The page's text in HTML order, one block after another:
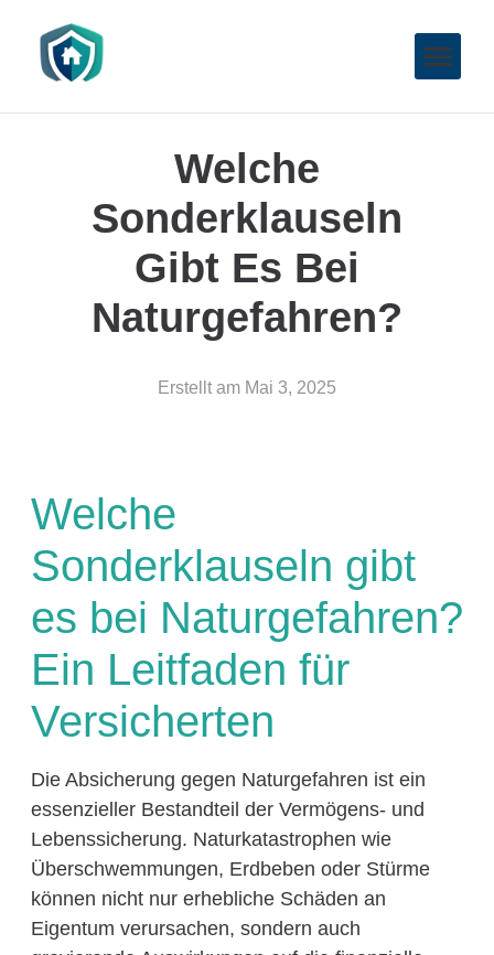
Welche
Sonderklauseln
Gibt Es Bei
Naturgefahren?
Erstellt am Mai 3, 2025
Welche
Sonderklauseln gibt
es bei Naturgefahren?
Ein Leitfaden für
Versicherten
Die Absicherung gegen Naturgefahren ist ein
essenzieller Bestandteil der Vermögens- und
Lebenssicherung. Naturkatastrophen wie
Überschwemmungen, Erdbeben oder Stürme
können nicht nur erhebliche Schäden an
Eigentum verursachen, sondern auch